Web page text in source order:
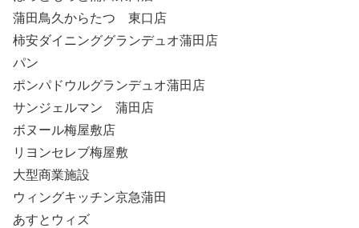
蒲田鳥久からたつ 東口店
柿安ダイニンググランデュオ蒲田店
パン
ポンパドウルグランデュオ蒲田店
サンジェルマン 蒲田店
ボヌール梅屋敷店
リヨンセレブ梅屋敷
大型商業施設
ウィングキッチン京急蒲田
あすとウィズ